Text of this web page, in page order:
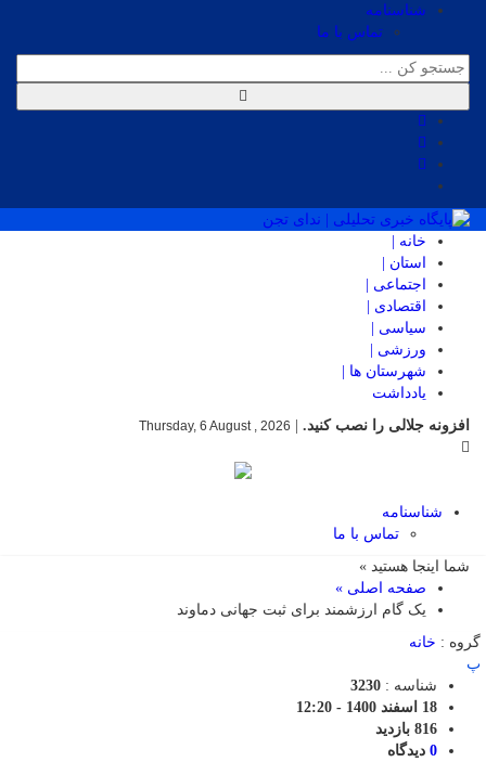
شناسنامه
تماس با ما
خانه |
استان |
اجتماعی |
اقتصادی |
سیاسی |
ورزشی |
شهرستان ها |
یادداشت
افزونه جلالی را نصب کنید.
Thursday, 6 August , 2026
شناسنامه
تماس با ما
شما اینجا هستید »
صفحه اصلی »
یک گام ارزشمند برای ثبت جهانی دماوند
گروه : خانه
پ
شناسه : 3230
18 اسفند 1400 - 12:20
816 بازدید
0 دیدگاه